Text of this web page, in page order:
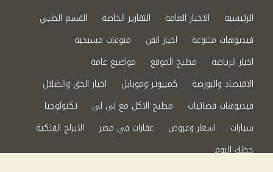
الرئيسية الاخبار العامة التقارير الخاصة
القسم الطبي
فيديوهات متنوعة
اخبار الفن
منوعات مسيحية
اخبار الرياضة
مطبخ الموقع
مواضيع عامة
الاقتصاد والبورصة
كمبيوتر وموبايل
اخبار الحق والضلال
فيديوهات فضائيات
مطبخ الاكل مع لى لى
تكنولوجيا
سيارات
اسعار وعروض عقارات في مصر
الابراج الفلكية
حظك اليوم